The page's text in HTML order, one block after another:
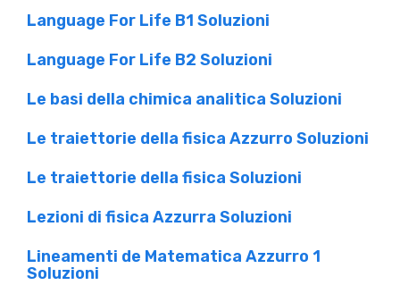
Language For Life B1 Soluzioni
Language For Life B2 Soluzioni
Le basi della chimica analitica Soluzioni
Le traiettorie della fisica Azzurro Soluzioni
Le traiettorie della fisica Soluzioni
Lezioni di fisica Azzurra Soluzioni
Lineamenti de Matematica Azzurro 1
Soluzioni